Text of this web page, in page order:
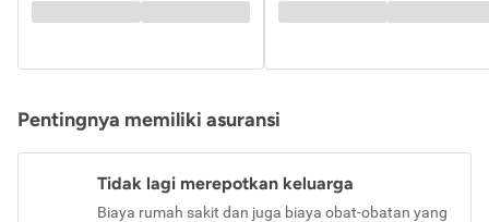
Pentingnya memiliki asuransi
Tidak lagi merepotkan keluarga
Biaya rumah sakit dan juga biaya obat-obatan yang